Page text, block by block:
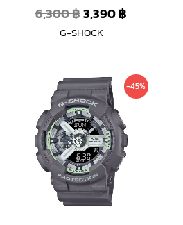
6,300฿3,390฿
G-SHOCK
-45%
Original
price
was:
6,300 ฿.
Current
price
3,490 ฿.